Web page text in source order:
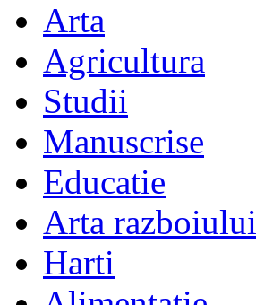
Arta
Agricultura
Studii
Manuscrise
Educatie
Arta razboiului
Harti